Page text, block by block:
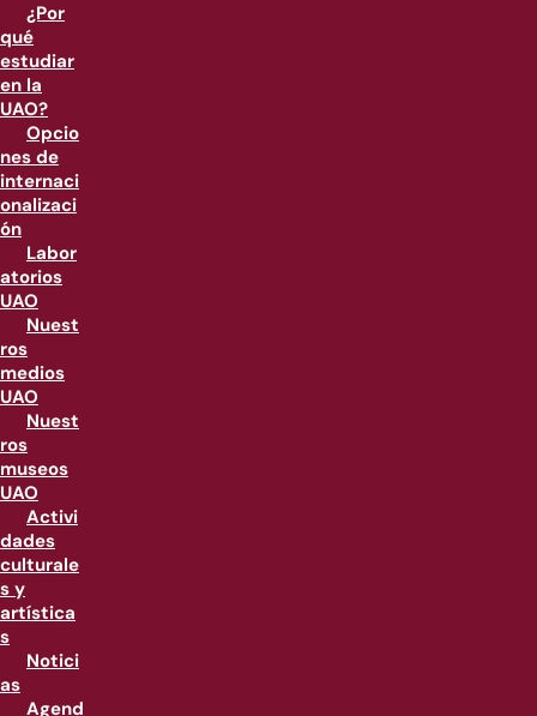
¿Por
qué
estudiar
en la
UAO?
Opcio
nes de
internaci
onalizaci
ón
Labor
atorios
UAO
Nuest
ros
medios
UAO
Nuest
ros
museos
UAO
Activi
dades
culturale
s y
artística
s
Notici
as
Agend